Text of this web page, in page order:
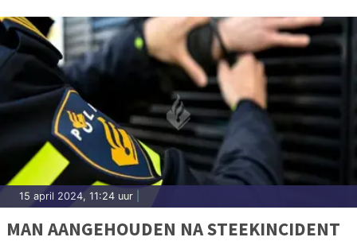
15 april 2024, 11:24 uur
MAN AANGEHOUDEN NA STEEKINCIDENT